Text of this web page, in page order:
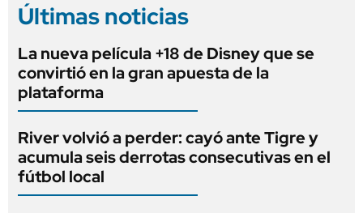
Últimas noticias
La nueva película +18 de Disney que se
convirtió en la gran apuesta de la
plataforma
River volvió a perder: cayó ante Tigre y
acumula seis derrotas consecutivas en el
fútbol local